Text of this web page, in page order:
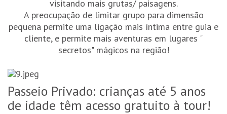
visitando mais grutas/ paisagens.
A preocupação de limitar grupo para dimensão
pequena permite uma ligação mais íntima entre guia e
cliente, e permite mais aventuras em lugares "
secretos" mágicos na região!
Passeio Privado: crianças até 5 anos
de idade têm acesso gratuito à tour!